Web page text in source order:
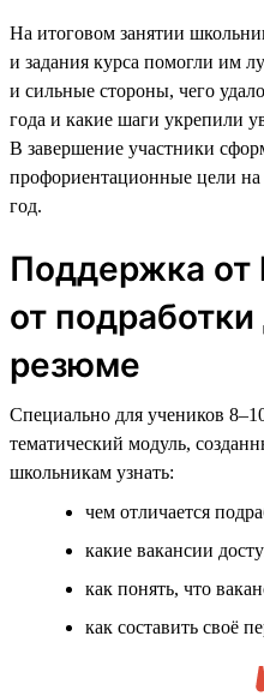
На итоговом занятии
и задания курса помогли им
и сильные стороны, чего
года и какие шаги укрепили
В завершение участники
профориентационные цели
год.
Поддержка от
от
резюме
Специально для учеников
тематический модуль,
школьникам узнать:
чем отличается
какие вакансии
как понять, что
как составить своё